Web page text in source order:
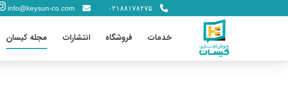
۰۲۱۸۸۱۷۸۲۷۵ info@keysun-co.com
خدمات فروشگاه انتشارات مجله کیسان